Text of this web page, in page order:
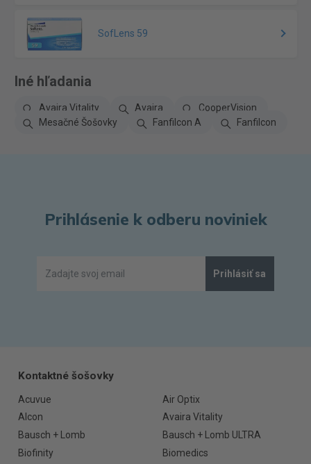
SofLens 59
Iné hľadania
Avaira Vitality Avaira
CooperVision
Mesačné Šošovky
Fanfilcon A Fanfilcon
Prihlásenie k odberu noviniek
Prihlásiť sa
Kontaktné šošovky
Acuvue
Air Optix
Alcon
Avaira Vitality
Bausch + Lomb
Bausch + Lomb ULTRA
Biofinity
Biomedics